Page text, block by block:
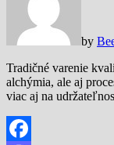
by
Tradičné varenie
alchýmia, ale aj
viac aj na